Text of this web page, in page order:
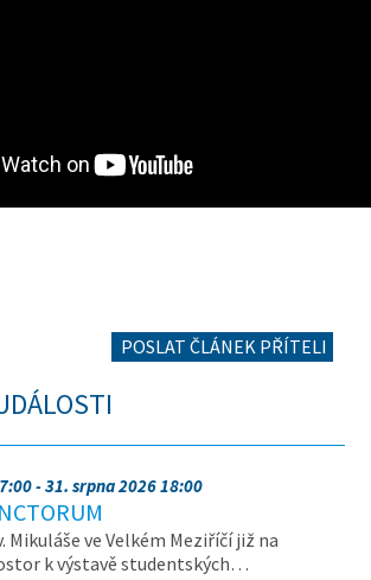
POSLAT ČLÁNEK PŘÍTELI
- 31. srpna 2026 18:00
Mikuláše ve Velkém Meziříčí již na
k výstavě studentských…